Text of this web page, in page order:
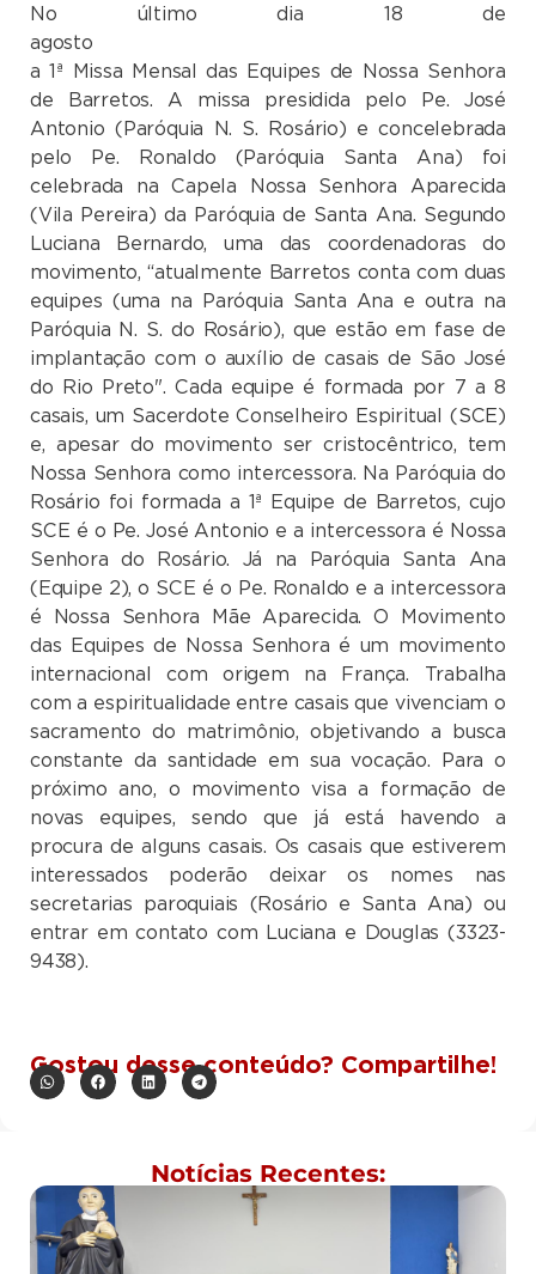
No último dia 18 de
agosto
a 1ª Missa Mensal das Equipes de Nossa Senhora
de Barretos. A missa presidida pelo Pe. José
Antonio (Paróquia N. S. Rosário) e concelebrada
pelo Pe. Ronaldo (Paróquia Santa Ana) foi
celebrada na Capela Nossa Senhora Aparecida
(Vila Pereira) da Paróquia de Santa Ana. Segundo
Luciana Bernardo, uma das coordenadoras do
movimento, “atualmente Barretos conta com duas
equipes (uma na Paróquia Santa Ana e outra na
Paróquia N. S. do Rosário), que estão em fase de
implantação com o auxílio de casais de São José
do Rio Preto". Cada equipe é formada por 7 a 8
casais, um Sacerdote Conselheiro Espiritual (SCE)
e, apesar do movimento ser cristocêntrico, tem
Nossa Senhora como intercessora. Na Paróquia do
Rosário foi formada a 1ª Equipe de Barretos, cujo
SCE é o Pe. José Antonio e a intercessora é Nossa
Senhora do Rosário. Já na Paróquia Santa Ana
(Equipe 2), o SCE é o Pe. Ronaldo e a intercessora
é Nossa Senhora Mãe Aparecida.O Movimento
das Equipes de Nossa Senhora é um movimento
internacional com origem na França. Trabalha
com a espiritualidade entre casais que vivenciam o
sacramento do matrimônio, objetivando a busca
constante da santidade em sua vocação. Para o
próximo ano, o movimento visa a formação de
novas equipes, sendo que já está havendo a
procura de alguns casais. Os casais que estiverem
interessados poderão deixar os nomes nas
secretarias paroquiais (Rosário e Santa Ana) ou
entrar em contato com Luciana e Douglas (3323-
9438).
Gostou desse conteúdo? Compartilhe!
Notícias Recentes: